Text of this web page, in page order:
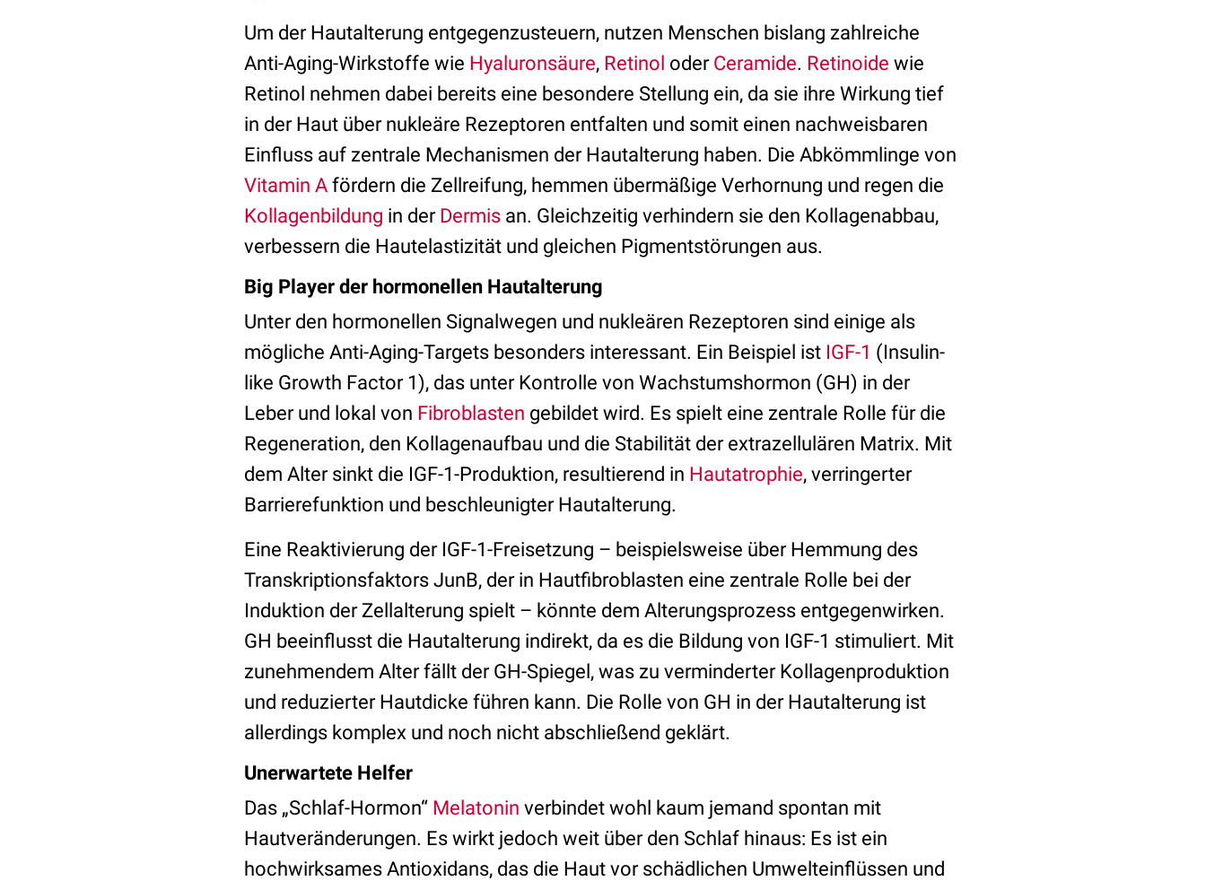
Um der Hautalterung entgegenzusteuern, nutzen Menschen bislang zahlreiche
Anti-Aging-Wirkstoffe wie Hyaluronsäure, Retinol oder Ceramide. Retinoide wie
Retinol nehmen dabei bereits eine besondere Stellung ein, da sie ihre Wirkung tief
in der Haut über nukleäre Rezeptoren entfalten und somit einen nachweisbaren
Einfluss auf zentrale Mechanismen der Hautalterung haben. Die Abkömmlinge von
Vitamin A fördern die Zellreifung, hemmen übermäßige Verhornung und regen die
Kollagenbildung in der Dermis an. Gleichzeitig verhindern sie den Kollagenabbau,
verbessern die Hautelastizität und gleichen Pigmentstörungen aus.
Big Player der hormonellen Hautalterung
Unter den hormonellen Signalwegen und nukleären Rezeptoren sind einige als
mögliche Anti-Aging-Targets besonders interessant. Ein Beispiel ist IGF-1 (Insulin-
like Growth Factor 1), das unter Kontrolle von Wachstumshormon (GH) in der
Leber und lokal von Fibroblasten gebildet wird. Es spielt eine zentrale Rolle für die
Regeneration, den Kollagenaufbau und die Stabilität der extrazellulären Matrix. Mit
dem Alter sinkt die IGF-1-Produktion, resultierend in Hautatrophie, verringerter
Barrierefunktion und beschleunigter Hautalterung.
Eine Reaktivierung der IGF-1-Freisetzung – beispielsweise über Hemmung des
Transkriptionsfaktors JunB, der in Hautfibroblasten eine zentrale Rolle bei der
Induktion der Zellalterung spielt – könnte dem Alterungsprozess entgegenwirken.
GH beeinflusst die Hautalterung indirekt, da es die Bildung von IGF-1 stimuliert. Mit
zunehmendem Alter fällt der GH-Spiegel, was zu verminderter Kollagenproduktion
und reduzierter Hautdicke führen kann. Die Rolle von GH in der Hautalterung ist
allerdings komplex und noch nicht abschließend geklärt.
Unerwartete Helfer
Das „Schlaf-Hormon“ Melatonin verbindet wohl kaum jemand spontan mit
Hautveränderungen. Es wirkt jedoch weit über den Schlaf hinaus: Es ist ein
hochwirksames Antioxidans, das die Haut vor schädlichen Umwelteinflüssen und